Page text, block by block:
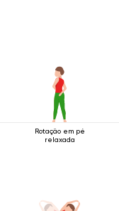
Rotação em pé
relaxada